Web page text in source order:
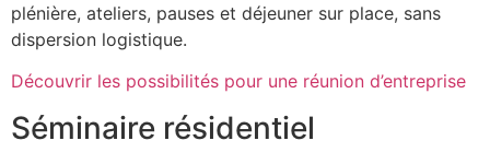
plénière, ateliers, pauses et déjeuner sur place, sans
dispersion logistique.
Découvrir les possibilités pour une réunion d’entreprise
Séminaire résidentiel